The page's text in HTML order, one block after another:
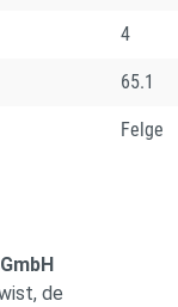
4
65.1
Felge
de